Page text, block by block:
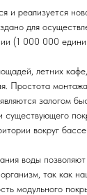
и реализуется
для
(1 000 000
летних
Простота
залогом
существующего
вокруг
воды
так как
модульного